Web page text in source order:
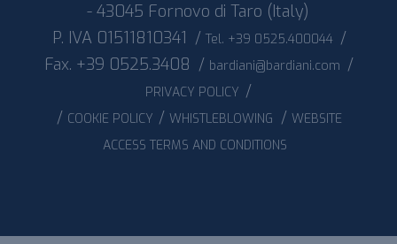
- 43045 Fornovo di Taro (Italy)
P. IVA 01511810341 / Tel. +39 0525.400044 /
Fax. +39 0525.3408 / bardiani@bardiani.com /
PRIVACY POLICY /
/ COOKIE POLICY / WHISTLEBLOWING / WEBSITE
ACCESS TERMS AND CONDITIONS